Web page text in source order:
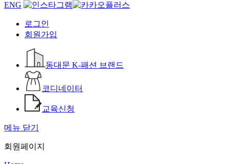
ENG
로그인
회원가입
동대문 K-패션 브랜드
코디네이터
교육신청
메뉴 닫기
회원페이지